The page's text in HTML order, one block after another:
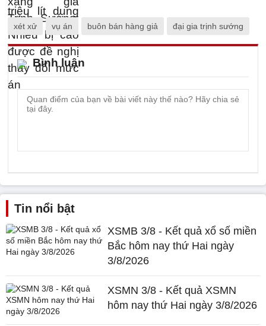
xét xử vụ án buôn bán hàng giả đại gia trịnh sướng
Bình luận
Tin nổi bật
XSMB 3/8 - Kết quả xổ số miền
Bắc hôm nay thứ Hai ngày
3/8/2026
XSMN 3/8 - Kết quả XSMN
hôm nay thứ Hai ngày 3/8/2026